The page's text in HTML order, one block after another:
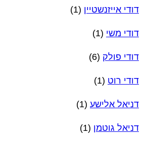
דודי אייזנשטיין (1)
דודי משי (1)
דודי פולק (6)
דודי רוט (1)
דניאל אלישע (1)
דניאל גוטמן (1)